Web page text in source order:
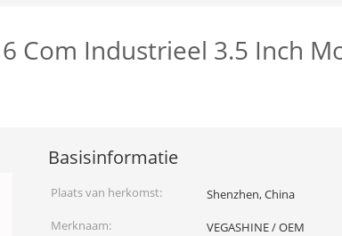
Com Industrieel 3.5 Inch
Basisinformatie
Plaats van herkomst:
Shenzhen, China
Merknaam:
VEGASHINE / OEM